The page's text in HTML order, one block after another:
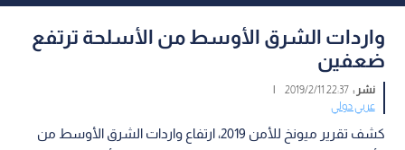
واردات الشرق الأوسط من الأسلحة ترتفع
ضعفين
نشر :22:37 2019/2/11
|
عربي دولي
كشف تقرير ميونخ للأمن 2019، ارتفاع واردات الشرق الأوسط من